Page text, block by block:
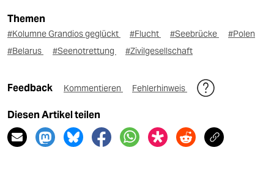
Themen
#Kolumne Grandios geglückt #Flucht #Seebrücke
#Polen
#Belarus
#Seenotrettung #Zivilgesellschaft
Feedback Kommentieren Fehlerhinweis
Diesen Artikel teilen